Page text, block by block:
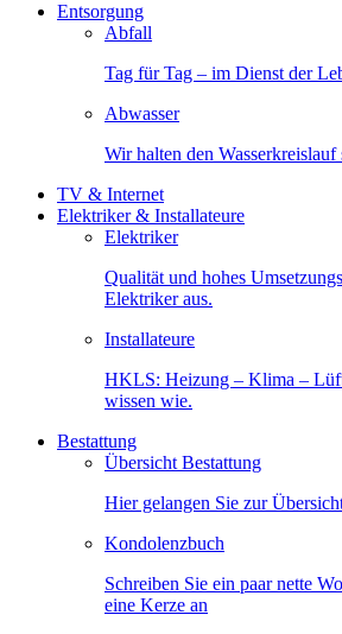
Entsorgung
Abfall
Tag für Tag – im Dienst der
Abwasser
Wir halten den Wasserkreislauf
TV & Internet
Elektriker & Installateure
Elektriker
Qualität und hohes
Elektriker aus.
Installateure
HKLS: Heizung – Klima –
wissen wie.
Bestattung
Übersicht Bestattung
Hier gelangen Sie zur
Kondolenzbuch
Schreiben Sie ein paar nette
eine Kerze an